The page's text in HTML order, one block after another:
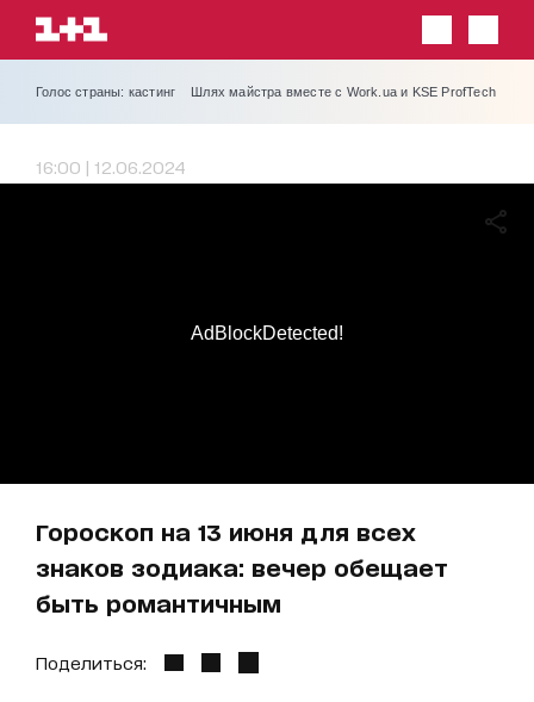
Голос страны: кастинг Шлях майстра вместе с Work.ua и KSE ProfTech
16:00 | 12.06.2024
Гороскоп на 13 июня для всех
знаков зодиака: вечер обещает
быть романтичным
AdBlockDetected!
Поделиться: